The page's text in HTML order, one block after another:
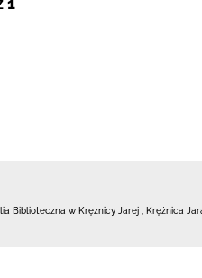
Biblioteczna w Krężnicy Jarej Krężnica